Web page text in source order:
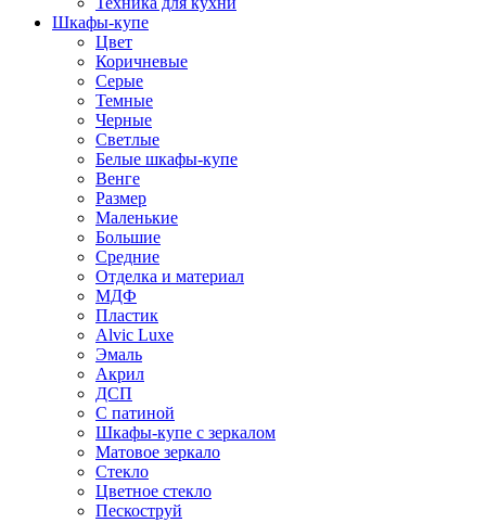
Шкафы-купе
Цвет
Коричневые
Серые
Темные
Черные
Светлые
Белые шкафы-купе
Венге
Размер
Маленькие
Большие
Средние
Отделка и материал
МДФ
Пластик
Alvic Luxe
Эмаль
Акрил
ДСП
С патиной
Шкафы-купе с зеркалом
Матовое зеркало
Стекло
Цветное стекло
Пескоструй